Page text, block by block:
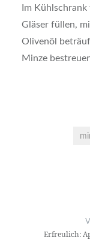
Im
Gläser füllen,
Olivenöl
Minze
Erfreulich: